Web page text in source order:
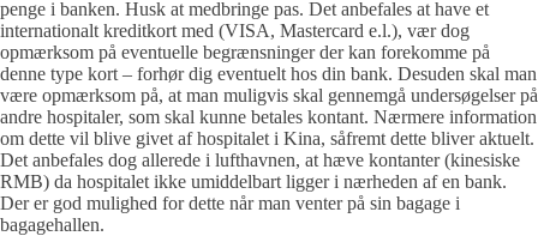
penge i banken. Husk at medbringe pas. Det anbefales at have et
internationalt kreditkort med (VISA, Mastercard e.l.), vær dog
opmærksom på eventuelle begrænsninger der kan forekomme på
denne type kort – forhør dig eventuelt hos din bank. Desuden skal man
være opmærksom på, at man muligvis skal gennemgå undersøgelser på
andre hospitaler, som skal kunne betales kontant. Nærmere information
om dette vil blive givet af hospitalet i Kina, såfremt dette bliver aktuelt.
Det anbefales dog allerede i lufthavnen, at hæve kontanter (kinesiske
RMB) da hospitalet ikke umiddelbart ligger i nærheden af en bank.
Der er god mulighed for dette når man venter på sin bagage i
bagagehallen.